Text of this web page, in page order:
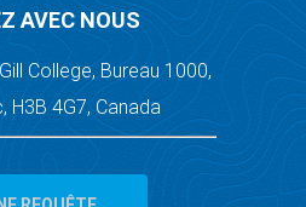
AVEC NOUS
College, Bureau 1000,
H3B 4G7, Canada